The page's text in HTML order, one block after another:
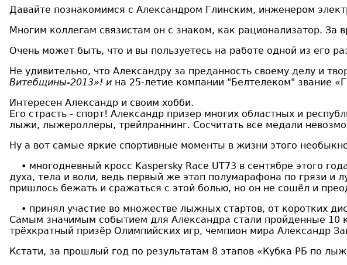
Давайте познакомимся с Александром Глинским, инженером
Многим коллегам связистам он с знаком, как рационализатор.
Очень может быть, что и вы пользуетесь на работе одной из его
Не удивительно, что Александру за преданность своему делу и
Витебщины-2013»! и на 25-летие компании "Белтелеком" звание
Интересен Александр и своим хобби.
Его страсть - спорт! Александр призер многих областных и
лыжи, лыжероллеры, трейлраннинг. Сосчитать все медали
Ну а вот самые яркие спортивные моменты в жизни этого
• многодневный кросс Kaspersky Race UT73 в сентябре этого
духа, тела и воли, ведь первый же этап полумарафона по грязи
пришлось бежать и сражаться с этой болью, но он не сошёл и
• принял участие во множестве лыжных стартов, от коротких
Самым значимым событием для Александра стали пройденные 10
трёхкратный призёр Олимпийских игр, чемпион мира Александр
Кстати, за прошлый год по результатам 8 этапов «Кубка РБ по